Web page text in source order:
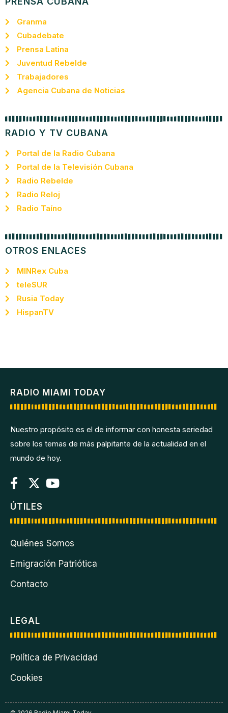
Granma
Cubadebate
Prensa Latina
Juventud Rebelde
Trabajadores
Agencia Cubana de Noticias
RADIO Y TV CUBANA
Portal de la Radio Cubana
Portal de la Televisión Cubana
Radio Rebelde
Radio Reloj
Radio Taíno
OTROS ENLACES
MINRex Cuba
teleSUR
Rusia Today
HispanTV
RADIO MIAMI TODAY
Nuestro propósito es el de informar con honesta seriedad
sobre los temas de más palpitante de la actualidad en el
mundo de hoy.
ÚTILES
Quiénes Somos
Emigración Patriótica
Contacto
LEGAL
Política de Privacidad
Cookies